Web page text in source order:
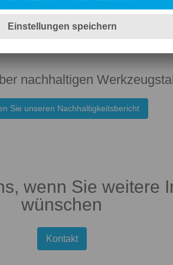
REAL
unsere CO2-Emissionen um bis zu 90%
reduzieren.
nachhaltigen
Sie unseren Nachhaltigkeitsbericht
wenn Sie weitere
wünschen
Kontakt